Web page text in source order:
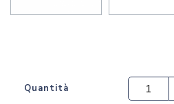
Quantità